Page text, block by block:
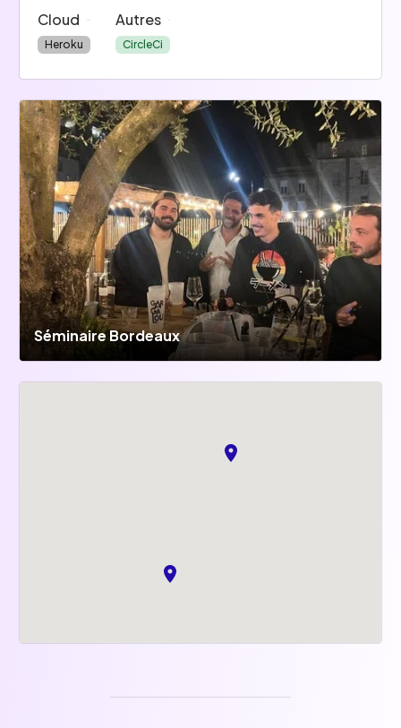
Cloud
Heroku
Autres
CircleCi
Séminaire Bordeaux